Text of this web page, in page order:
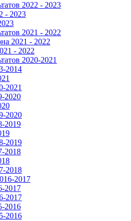
2022 - 2023
- 2023
2021 - 2022
2021 - 2022
- 2022
2020-2021
2014
2021
2020
2020
2019
2019
2018
2018
2017
2017
2017
2016
2016